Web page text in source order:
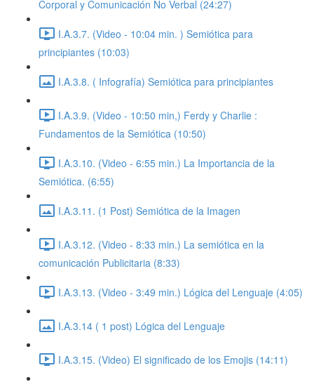
Corporal y Comunicación No Verbal (24:27)
I.A.3.7. (Video - 10:04 min. ) Semiótica para
principiantes (10:03)
I.A.3.8. ( Infografía) Semiótica para principiantes
I.A.3.9. (Video - 10:50 min,) Ferdy y Charlie :
Fundamentos de la Semiótica (10:50)
I.A.3.10. (Video - 6:55 min.) La Importancia de la
Semiótica. (6:55)
I.A.3.11. (1 Post) Semiótica de la Imagen
I.A.3.12. (Video - 8:33 min.) La semiótica en la
comunicación Publicitaria (8:33)
I.A.3.13. (Video - 3:49 min.) Lógica del Lenguaje (4:05)
I.A.3.14 ( 1 post) Lógica del Lenguaje
I.A.3.15. (Video) El significado de los Emojis (14:11)